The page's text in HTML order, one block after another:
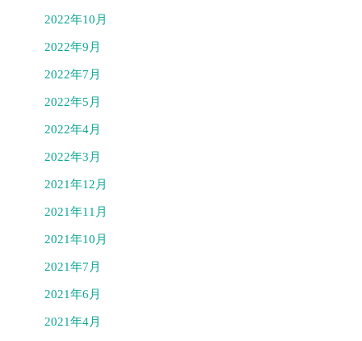
2022年10月
2022年9月
2022年7月
2022年5月
2022年4月
2022年3月
2021年12月
2021年11月
2021年10月
2021年7月
2021年6月
2021年4月